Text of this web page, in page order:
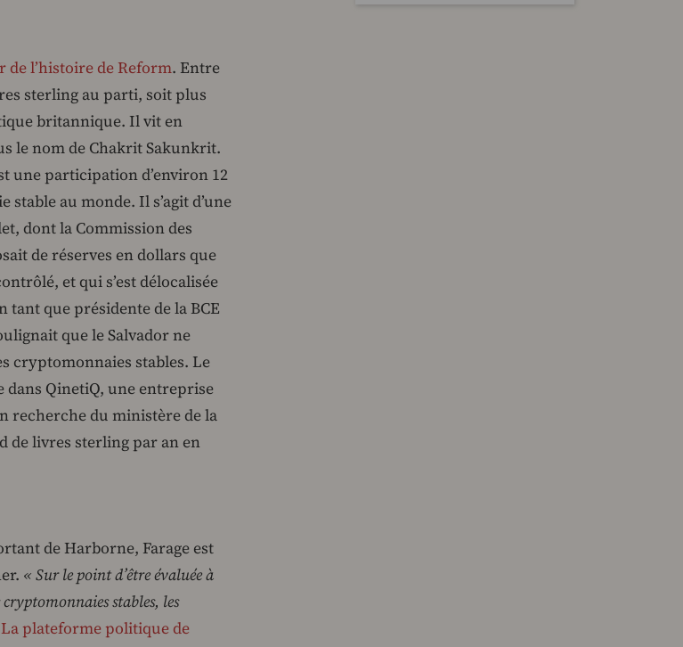
l’histoire de Reform. Entre
sterling au parti, soit plus
britannique. Il vit en
le nom de Chakrit Sakunkrit.
une participation d’environ 12
au monde. Il s’agit d’une
dont la Commission des
de réserves en dollars que
et qui s’est délocalisée
tant que présidente de la BCE
que le Salvador ne
cryptomonnaies stables. Le
QinetiQ, une entreprise
recherche du ministère de la
de livres sterling par an en
de Harborne, Farage est
« Sur le point d’être évaluée à
cryptomonnaies stables, les
La plateforme politique de